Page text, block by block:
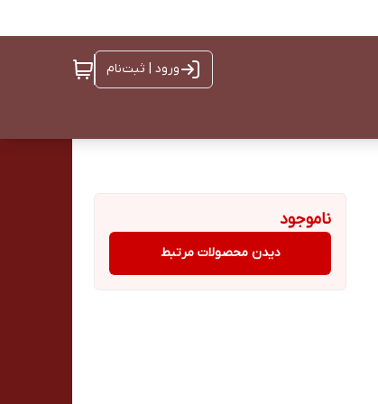
ورود | ثبت‌نام
ناموجود
دیدن محصولات مرتبط